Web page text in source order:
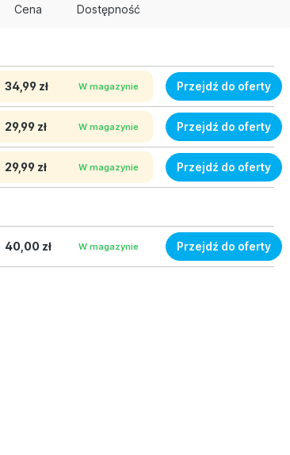
Cena Dostępność
34,99 zł W magazynie Przejdź do oferty
29,99 zł W magazynie Przejdź do oferty
29,99 zł W magazynie Przejdź do oferty
40,00 zł W magazynie Przejdź do oferty